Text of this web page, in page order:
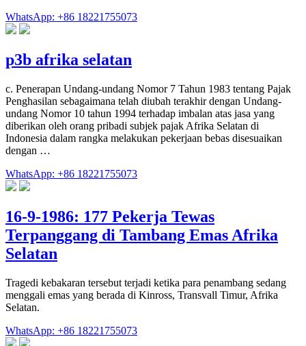
WhatsApp: +86 18221755073
p3b afrika selatan
c. Penerapan Undang-undang Nomor 7 Tahun 1983 tentang Pajak
Penghasilan sebagaimana telah diubah terakhir dengan Undang-
undang Nomor 10 tahun 1994 terhadap imbalan atas jasa yang
diberikan oleh orang pribadi subjek pajak Afrika Selatan di
Indonesia dalam rangka melakukan pekerjaan bebas disesuaikan
dengan …
WhatsApp: +86 18221755073
16-9-1986: 177 Pekerja Tewas
Terpanggang di Tambang Emas Afrika
Selatan
Tragedi kebakaran tersebut terjadi ketika para penambang sedang
menggali emas yang berada di Kinross, Transvall Timur, Afrika
Selatan.
WhatsApp: +86 18221755073